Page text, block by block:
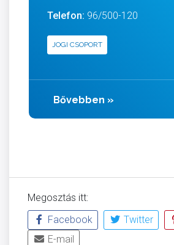
Telefon: 96/500-120
JOGI CSOPORT
Bővebben »
Megosztás itt:
Facebook
Twitter
E-mail